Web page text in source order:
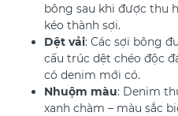
bông sau khi được thu
kéo thành sợi.
Dệt vải: Các sợi bông
cấu trúc dệt chéo độc
có denim mới có.
Nhuộm màu: Denim
xanh chàm – màu sắc